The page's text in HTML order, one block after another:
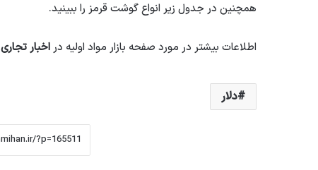
همچنین در جدول زیر انواع گوشت قرمز را ببینید.
اطلاعات بیشتر در مورد صفحه بازار مواد اولیه دراخبار تجاری
دلار